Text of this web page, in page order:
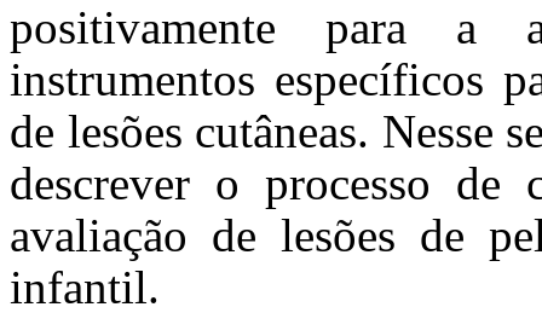
positivamente para a
instrumentos específicos
de lesões cutâneas. Nesse
descrever o processo de
avaliação de lesões de
infantil.